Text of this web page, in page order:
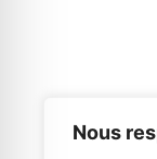
Nous